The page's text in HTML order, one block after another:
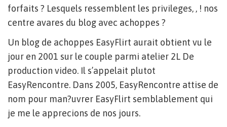
forfaits ? Lesquels ressemblent les privileges, , ! nos
centre avares du blog avec achoppes ?
Un blog de achoppes EasyFlirt aurait obtient vu le
jour en 2001 sur le couple parmi atelier 2L De
production video. Il s’appelait plutot
EasyRencontre. Dans 2005, EasyRencontre attise de
nom pour man?uvrer EasyFlirt semblablement qui
je me le apprecions de nos jours.